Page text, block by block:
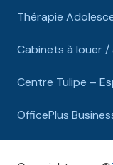
Thérapie
Cabinets à louer
Centre Tulipe –
OfficePlus